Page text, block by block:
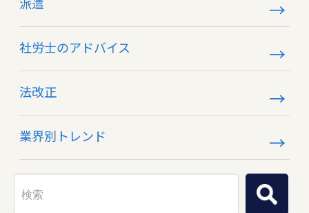
社労士のアドバイス
法改正
業界別トレンド